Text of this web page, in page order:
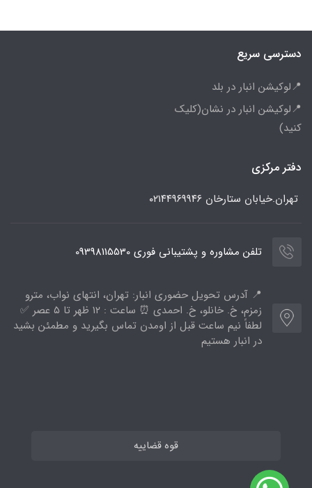
دسترسی سریع
📍لوکیشن انبار در بلد
📍لوکیشن انبار در نشان(کلیک
کنید)
دفتر مرکزی
تهران.خیابان ستارخان ۰۲۱۴۴۹۶۹۹۴۶
تلفن مشاوره و پشتیبانی فوری 09398115530
📍 آدرس تحویل حضوری انبار: تهران، انتهای نواب، مترو
زمزم، خ. خانلو، خ. احمدی ⏰ ساعت : ۱۲ ظهر تا ۵ عصر ✅
لطفاً نیم ساعت قبل از اومدن تماس بگیرید و مطمئن بشید
در انبار هستیم
قوه قضاییه